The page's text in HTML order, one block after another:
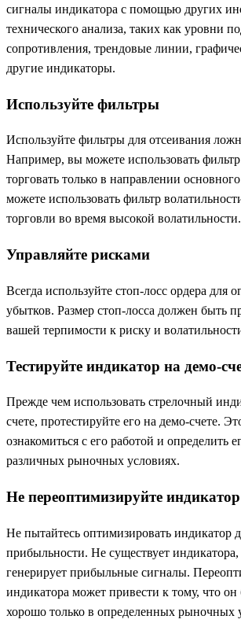
сигналы индикатора с помощью других
технического анализа, таких как уровни
сопротивления, трендовые линии,
другие индикаторы.
Используйте фильтры
Используйте фильтры для отсеивания
Например, вы можете использовать
торговать только в направлении
можете использовать фильтр
торговли во время высокой волатильности.
Управляйте рисками
Всегда используйте стоп-лосс ордера для
убытков. Размер стоп-лосса должен быть
вашей терпимости к риску и
Тестируйте индикатор на демо-
Прежде чем использовать стрелочный
счете, протестируйте его на демо-счете.
ознакомиться с его работой и определить
различных рыночных условиях.
Не переоптимизируйте индикатор
Не пытайтесь оптимизировать индикатор
прибыльности. Не существует индикатора,
генерирует прибыльные сигналы.
индикатора может привести к тому, что он
хорошо только в определенных рыночных